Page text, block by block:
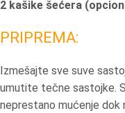
2 kašike šećera
PRIPREMA:
Izmešajte sve suve
umutite tečne sastojke.
neprestano mućenje dok